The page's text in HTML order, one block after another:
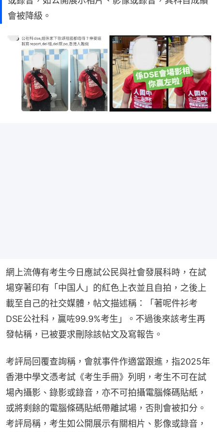
會被降級。
網上流傳有考生今日應試公民與社會發展科時，在試
場穿著印有「中国人」的紅色上衣並且自拍，之後上
載至自己的社交媒體，帖文描述稱：「著呢件衫考
DSE公社科，贏咗99.9%考生」。不過後來該考生再
發帖稱，已被要求刪除該帖文及寫報告。
考評局回覆查詢稱，會就事件作適當跟進，指2025年
香港中學文憑考試《考生手冊》列明，考生不可在試
場內攝影、錄影或錄音，亦不可拍攝電腦條碼貼紙，
或將剩餘的電腦條碼貼紙帶離試場，否則會被扣分。
考評局稱，考生如公開展示有關相片、影像或錄音，